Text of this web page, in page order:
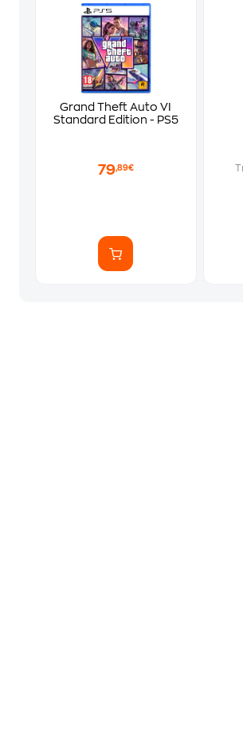
Grand Theft Auto VI
Standard Edition - PS5
79,89€